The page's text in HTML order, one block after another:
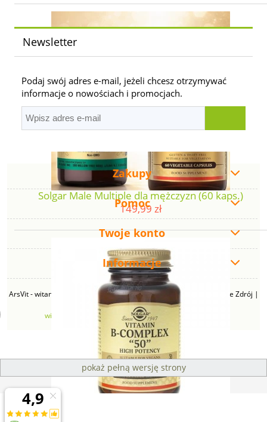
Solgar Male Multiple dla mężczyzn (60 kaps.)
149,99 zł
Newsletter
Podaj swój adres e-mail, jeżeli chcesz otrzymywać
informacje o nowościach i promocjach.
Zakupy
Pomoc
Twoje konto
Informacje
ArsVit - witaminyswanson.pl | ul. Zimowa 49B, 43-230 Goczałkowice Zdrój |
NIP: 6381219140 | REGON: 276280385 | Email:
witaminyswanson@gmail.com| Telefon:
pokaż pełną wersję strony
Sklep internetowy Shoper Premium